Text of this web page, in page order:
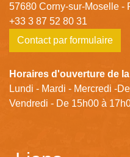
57680 Corny-sur-Moselle -
+33 3 87 52 80 31
Contact par formulaire
Horaires d'ouverture de
Lundi - Mardi - Mercredi -
Vendredi - De 15h00 à